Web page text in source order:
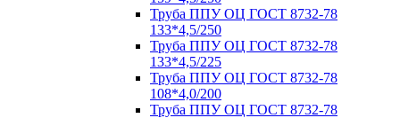
Труба ППУ ОЦ ГОСТ 8732-78
133*4,5/250
Труба ППУ ОЦ ГОСТ 8732-78
133*4,5/225
Труба ППУ ОЦ ГОСТ 8732-78
108*4,0/200
Труба ППУ ОЦ ГОСТ 8732-78